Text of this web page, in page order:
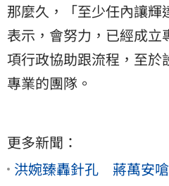
那麼久，「至少任內讓輝
表示，會努力，已經成立
項行政協助跟流程，至於
專業的團隊。
更多新聞：
洪婉臻轟針孔 蔣萬安